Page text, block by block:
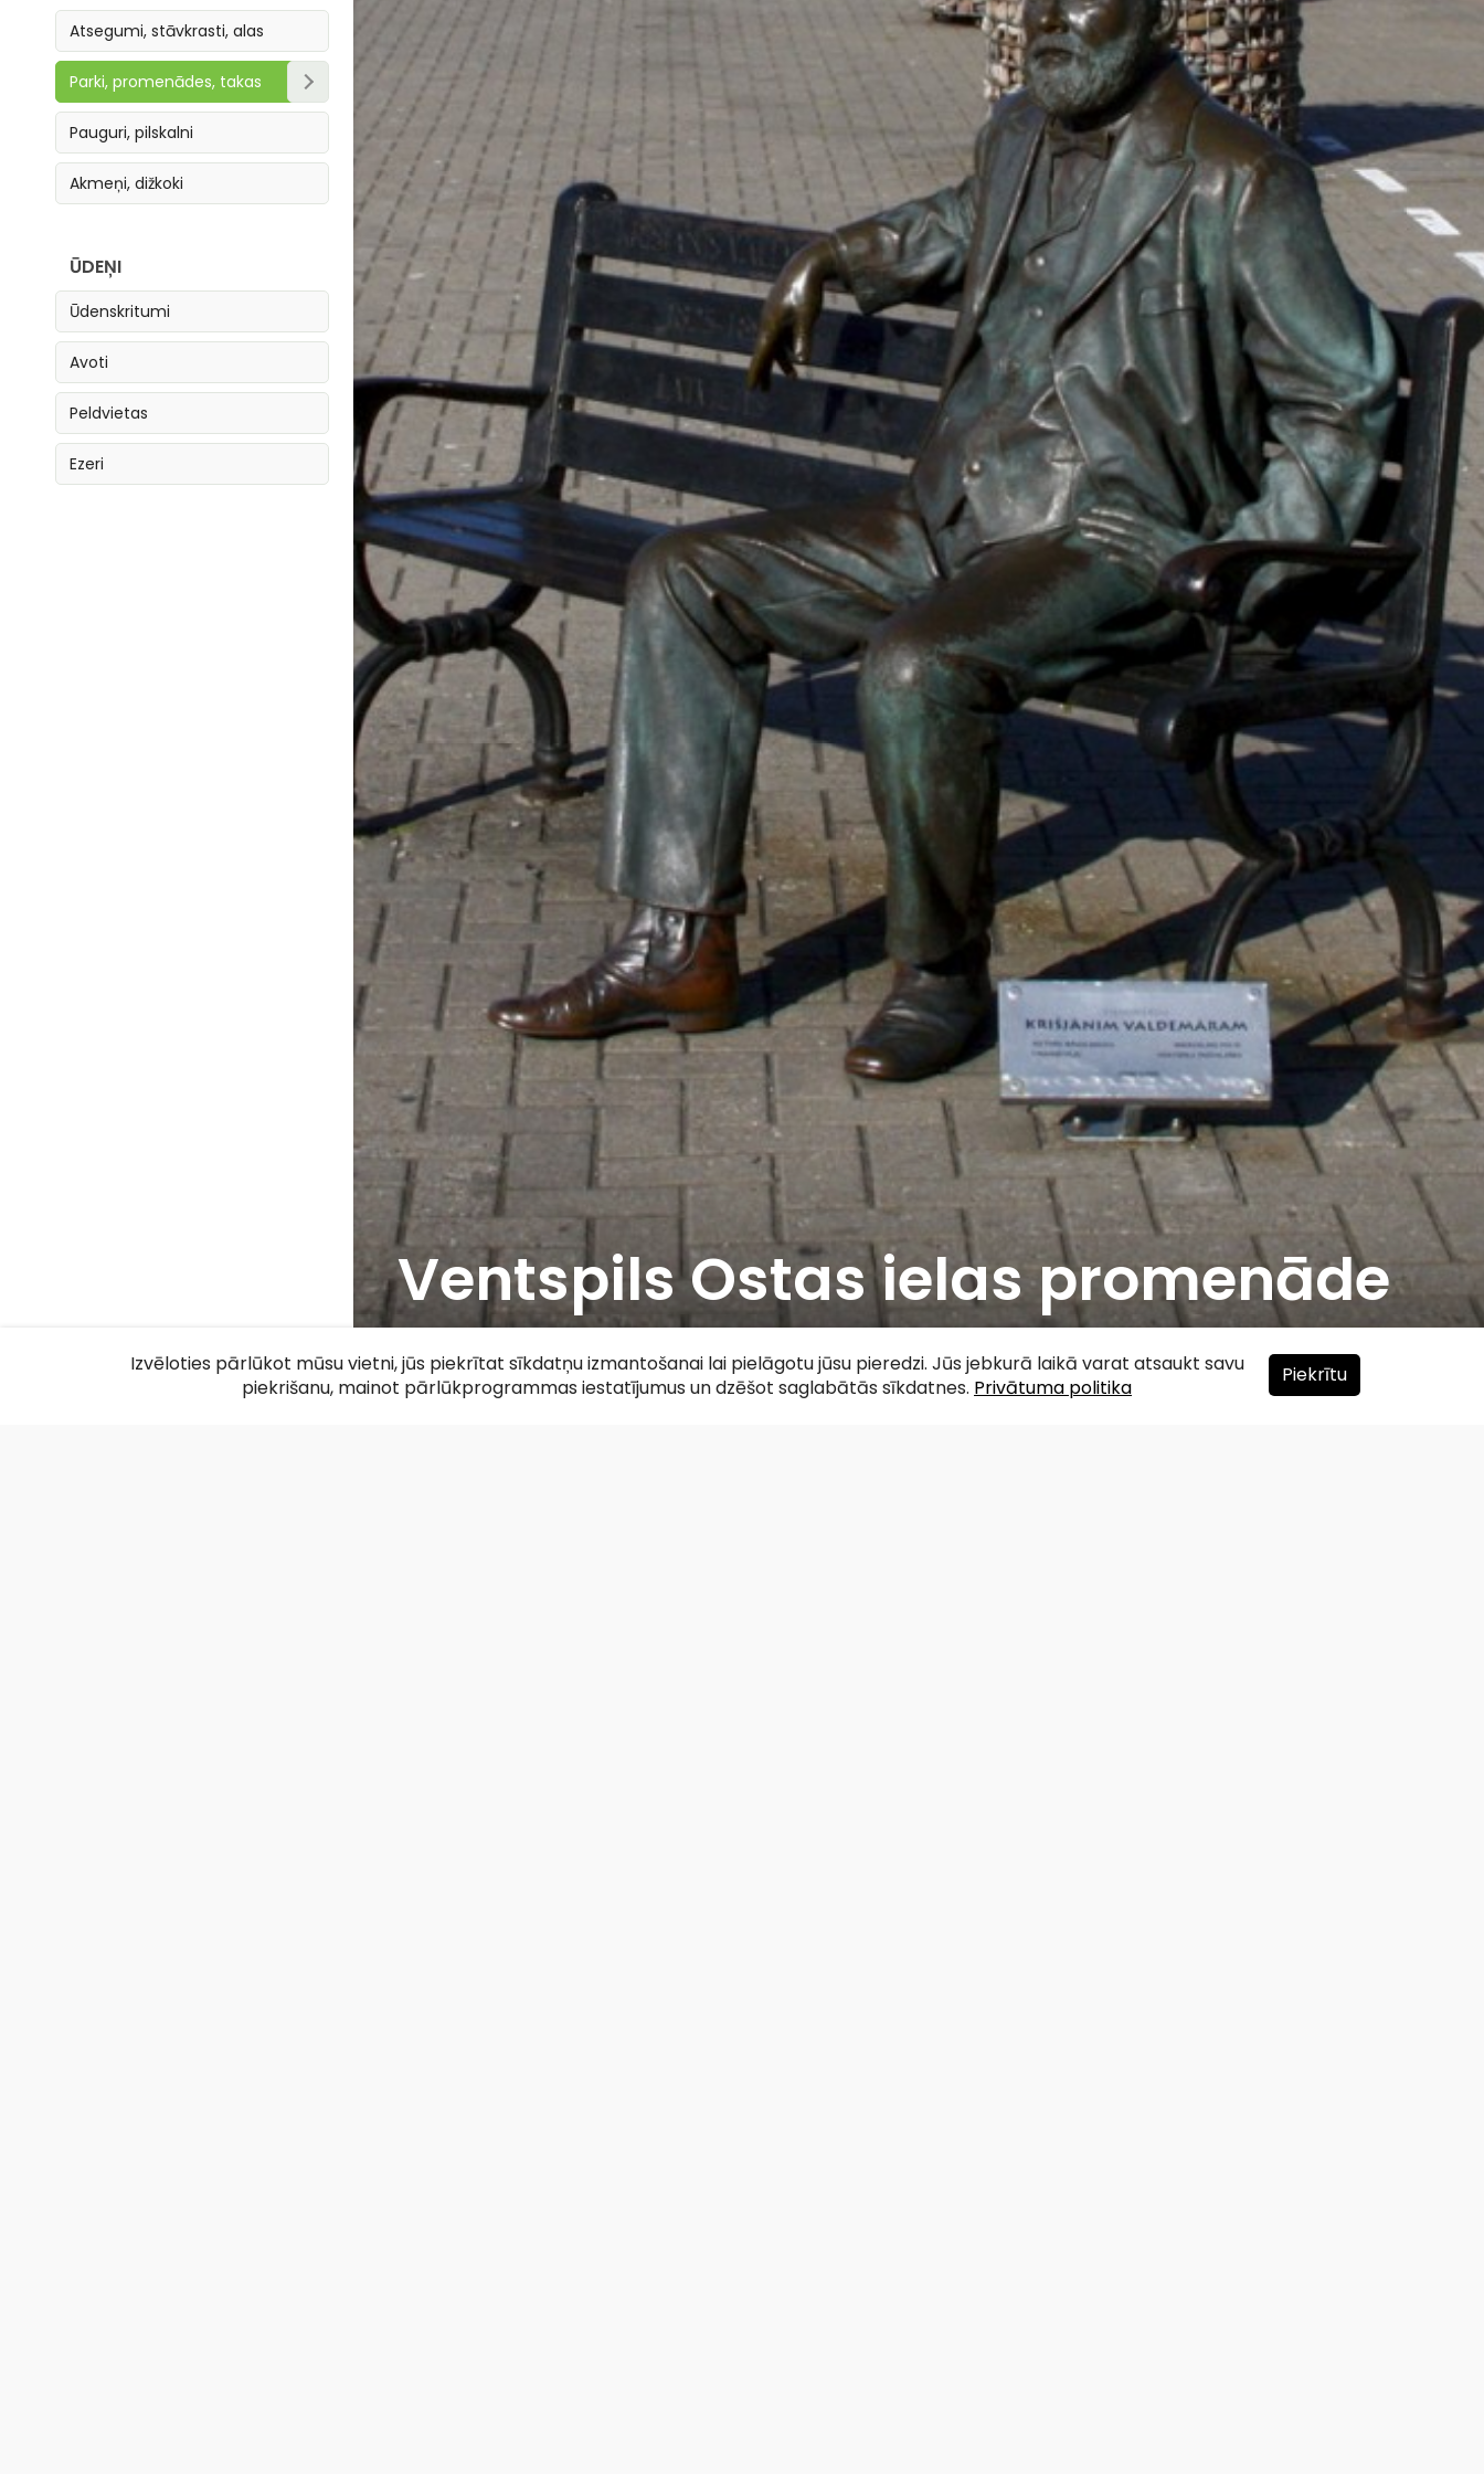
Atsegumi, stāvkrasti, alas
Parki, promenādes, takas
Parki, skvēri
Takas
Promenādes
Pauguri, pilskalni
Akmeņi, dižkoki
ŪDEŅI
Ūdenskritumi
Avoti
Peldvietas
Ezeri
Ventspils Ostas ielas promenāde
Facebook
WhatsApp
XDraugiem
Copy
Link
Share
Izvēloties pārlūkot mūsu vietni, jūs piekrītat sīkdatņu izmantošanai lai pielāgotu jūsu pieredzi. Jūs jebkurā laikā varat atsaukt savu
piekrišanu, mainot pārlūkprogrammas iestatījumus un dzēšot saglabātās sīkdatnes. Privātuma politika
Piekrītu